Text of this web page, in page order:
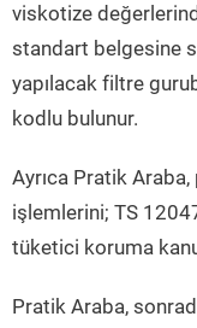
viskotize
standart belgesine
yapılacak filtre
kodlu bulunur.
Ayrıca Pratik
işlemlerini; TS
tüketici koruma
Pratik Araba,